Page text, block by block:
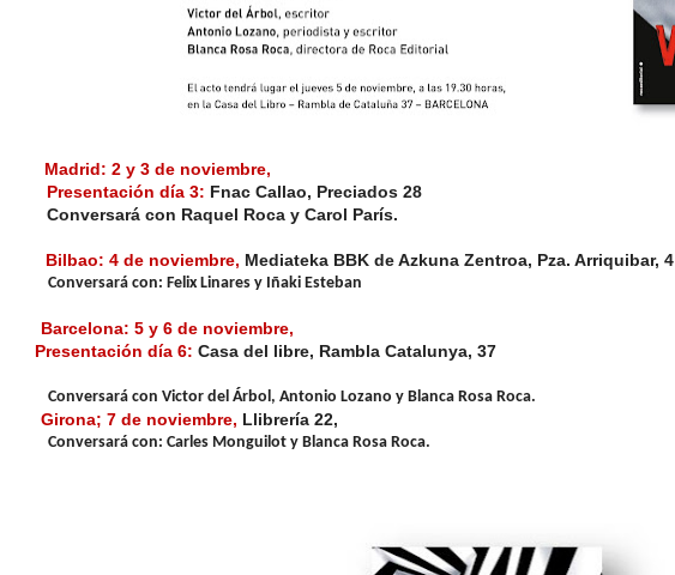
Madrid: 2 y 3 de noviembre,
Presentación día 3: Fnac Callao, Preciados 28
Conversará con Raquel Roca y Carol París.
Bilbao: 4 de noviembre, Mediateka BBK de Azkuna Zentroa, Pza. Arriquibar, 4
Conversará con: Felix Linares y Iñaki Esteban
Barcelona: 5 y 6 de noviembre,
Presentación día 6: Casa del libre, Rambla Catalunya, 37
Conversará conVictor del Árbol, Antonio Lozano y Blanca Rosa Roca.
Girona; 7 de noviembre, Llibrería 22,
Conversará con:Carles Monguilot y Blanca Rosa Roca.